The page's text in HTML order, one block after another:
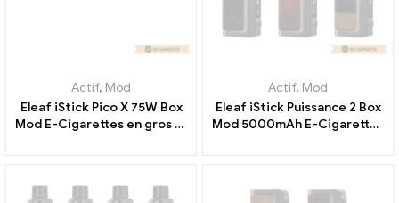
Actif, Mod
Eleaf iStick Pico X 75W Box
Mod E-Cigarettes en gros 丨
Actif, Mod
Eleaf iStick Puissance 2 Box
Mod 5000mAh E-Cigarettes